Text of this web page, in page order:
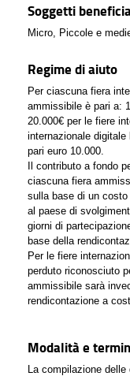
Soggetti
Micro, Piccole e
Regime di aiuto
Per ciascuna fiera
ammissibile è pari a:
20.000€ per le fiere
internazionale
pari euro 10.000.
Il contributo a fondo
ciascuna fiera
sulla base di un
al paese di
giorni di
base della
Per le fiere
perduto riconosciuto
ammissibile sarà
rendicontazione a
Modalità e
La compilazione